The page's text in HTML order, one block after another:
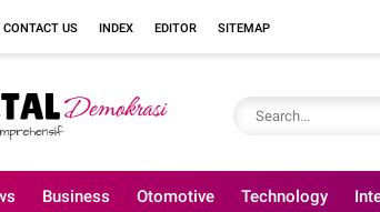
CONTACT US INDEX EDITOR SITEMAP
Business Otomotive Technology